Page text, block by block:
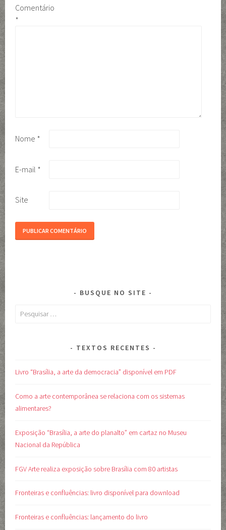
Comentário
*
Nome *
E-mail *
Site
BUSQUE NO SITE
Pesquisar
TEXTOS RECENTES
Livro “Brasília, a arte da democracia” disponível em PDF
Como a arte contemporânea se relaciona com os sistemas
alimentares?
Exposição “Brasília, a arte do planalto” em cartaz no Museu
Nacional da República
FGV Arte realiza exposição sobre Brasília com 80 artistas
Fronteiras e confluências: livro disponível para download
Fronteiras e confluências: lançamento do livro